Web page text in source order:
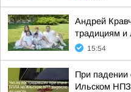
Андрей
традициям и
15:54
При падении
Ильском НПЗ